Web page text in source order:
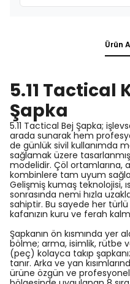
Ürün
5.11 Tactical
Şapka
5.11 Tactical Bej Şapka;
arada sunarak hem
de günlük sivil kullanımda
sağlamak üzere
modelidir. Çöl ortamlarına,
kombinlere tam uyum
Gelişmiş kumaş teknolojisi,
sonrasında nemi hızla
sahiptir. Bu sayede her
kafanızın kuru ve ferah
Şapkanın ön kısmında yer
bölme; arma, isimlik, rütbe
(peç) kolayca takıp
tanır. Arka ve yan
ürüne özgün ve profesyonel